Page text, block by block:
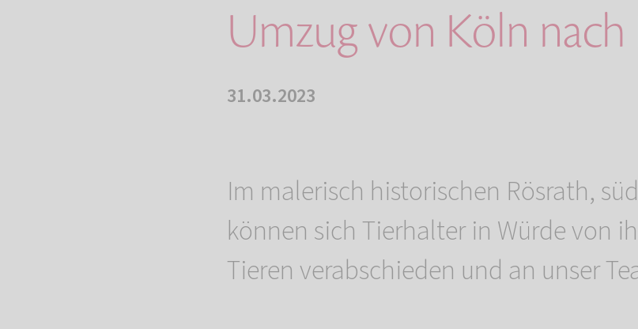
Umzug von Köln nach
31.03.2023
Im malerisch historischen Rösrath,
können sich Tierhalter in Würde von
Tieren verabschieden und an unser